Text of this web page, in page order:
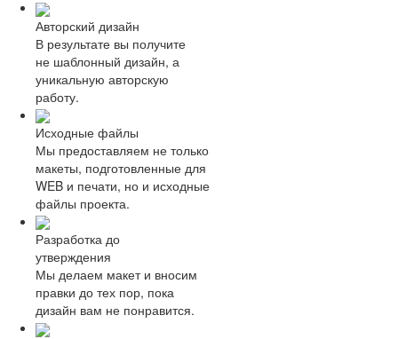
Авторский дизайн
В результате вы получите
не шаблонный дизайн, а
уникальную авторскую
работу.
Исходные файлы
Мы предоставляем не только
макеты, подготовленные для
WEB и печати, но и исходные
файлы проекта.
Разработка до
утверждения
Мы делаем макет и вносим
правки до тех пор, пока
дизайн вам не понравится.